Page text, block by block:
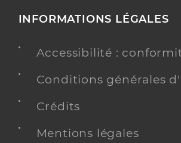
INFORMATIONS LÉGALES
Accessibilité :
Conditions générales
Crédits
Mentions légales